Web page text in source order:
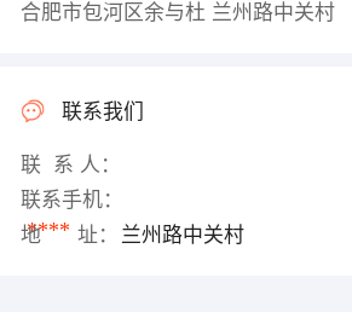
合肥市包河区余与杜 兰州路中关村
联系我们
联 系 人：
联系手机：
****
地 址： 兰州路中关村